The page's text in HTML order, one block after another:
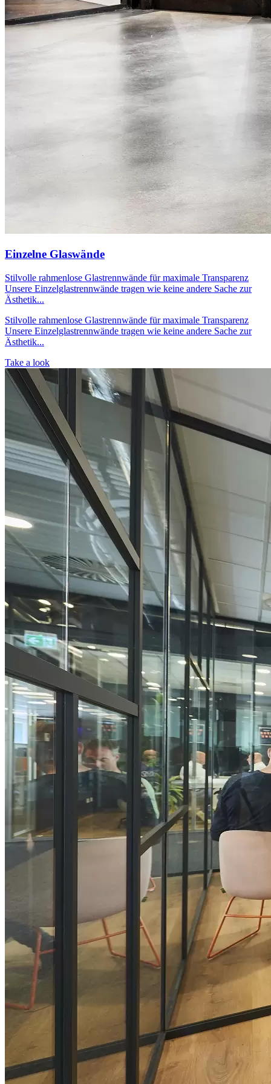
Einzelne Glaswände
Stilvolle rahmenlose Glastrennwände für maximale Transparenz
Unsere Einzelglastrennwände tragen wie keine andere Sache zur
Ästhetik...
Stilvolle rahmenlose Glastrennwände für maximale Transparenz
Unsere Einzelglastrennwände tragen wie keine andere Sache zur
Ästhetik...
Take a look